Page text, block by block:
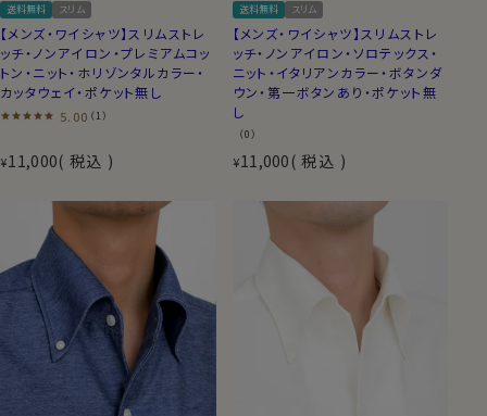
送料無料 スリム
【メンズ・ワイシャツ】スリムストレ
ッチ・ノンアイロン・プレミアムコッ
トン・ニット・ホリゾンタルカラー・
カッタウェイ・ポケット無し
5.00 （1）
¥11,000 税込
送料無料 スリム
【メンズ・ワイシャツ】スリムストレ
ッチ・ノンアイロン・ソロテックス・
ニット・イタリアンカラー・ボタンダ
ウン・第一ボタンあり・ポケット無
し
（0）
¥11,000 税込